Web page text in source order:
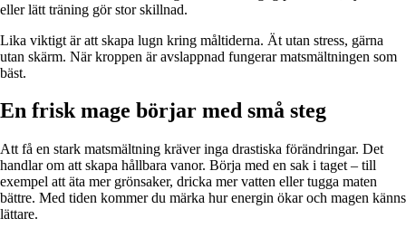
eller lätt träning gör stor skillnad.
Lika viktigt är att skapa lugn kring måltiderna. Ät utan stress, gärna
utan skärm. När kroppen är avslappnad fungerar matsmältningen som
bäst.
En frisk mage börjar med små steg
Att få en stark matsmältning kräver inga drastiska förändringar. Det
handlar om att skapa hållbara vanor. Börja med en sak i taget – till
exempel att äta mer grönsaker, dricka mer vatten eller tugga maten
bättre. Med tiden kommer du märka hur energin ökar och magen känns
lättare.